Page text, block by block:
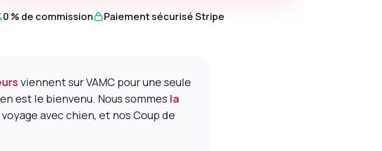
0 % de commission Paiement sécurisé Stripe
viennent sur VAMC pour une seule
est le bienvenu. Nous sommes la
avec chien, et nos Coup de